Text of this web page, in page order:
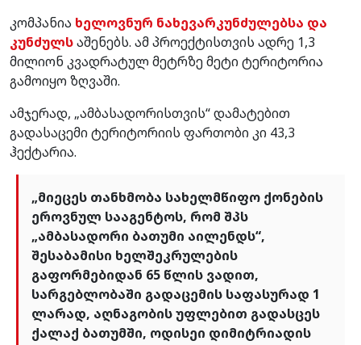
კომპანია ხელოვნურ ნახევარკუნძულებსა და
კუნძულსაშენებს. ამ პროექტისთვის ადრე 1,3
მილიონ კვადრატულ მეტრზე მეტი ტერიტორია
გამოიყო ზღვაში.
ამჯერად, „ამბასადორისთვის“ დამატებით
გადასაცემი ტერიტორიის ფართობი კი 43,3
ჰექტარია.
„მიეცეს თანხმობა სახელმწიფო ქონების
ეროვნულ სააგენტოს, რომ შპს
„ამბასადორი ბათუმი აილენდს“,
შესაბამისი ხელშეკრულების
გაფორმებიდან 65 წლის ვადით,
სარგებლობაში გადაცემის საფასურად 1
ლარად, აღნაგობის უფლებით გადასცეს
ქალაქ ბათუმში, ოდისეი დიმიტრიადის